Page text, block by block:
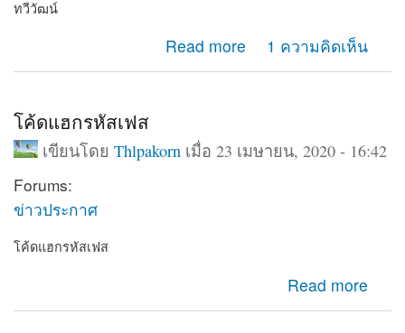
ทวีวัฒน์
Read more
about อยากรบกวน วิธี export content ครับ1 ความคิดเห็น
โค้ดแฮกรหัสเฟส
เขียนโดย Thlpakornเมื่อ 23 เมษายน, 2020 - 16:42
Forums:
ข่าวประกาศ
โค้ดแฮกรหัสเฟส
Read more